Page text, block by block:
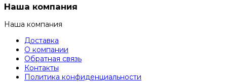
Наша компания
Наша компания
Доставка
О компании
Обратная связь
Контакты
Политика конфиденциальности